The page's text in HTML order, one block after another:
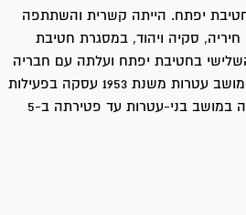
יפתח. הייתה קשרית והשתתפה
סקיה ויהוד, במסגרת חטיבת
בחטיבת יפתח ועלתה עם חבריה
להתיישבות בקיבוץ יפתח, בט"ו באב תש"ח. היא חברת מושב עטרות משנת 1953 עסקה בפעילות
חקלאית ובהתנדבות בוועד למען החייל. יפה ניר התגוררה במושב בני-עטרות עד פטירתה ב-5